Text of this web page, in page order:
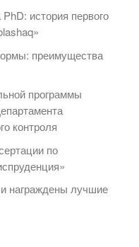
история первого
преимущества
программы
контроля
по
награждены лучшие